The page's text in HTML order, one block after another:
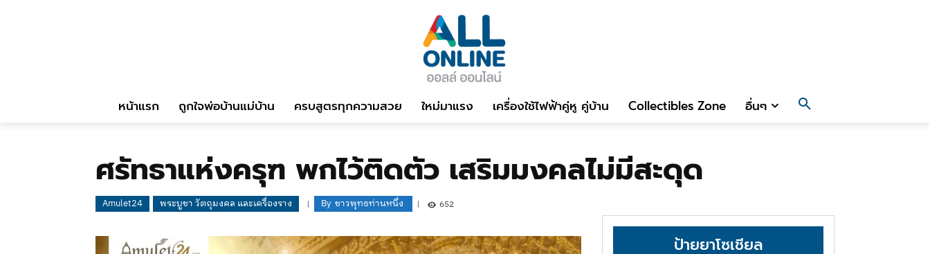
หน้าแรก ถูกใจพ่อบ้านแม่บ้าน ครบสูตรทุกความสวย ใหม่มาแรง เครื่องใช้ไฟฟ้าคู่หู คู่บ้าน Collectibles Zone อื่นๆ
ศรัทธาแห่งครุฑ พกไว้ติดตัว เสริมมงคลไม่มีสะดุด
Amulet24 พระบูชา วัตถุมงคล และเครื่องราง By ชาวพุทธท่านหนึ่ง 652
ป้ายยาโซเชียล